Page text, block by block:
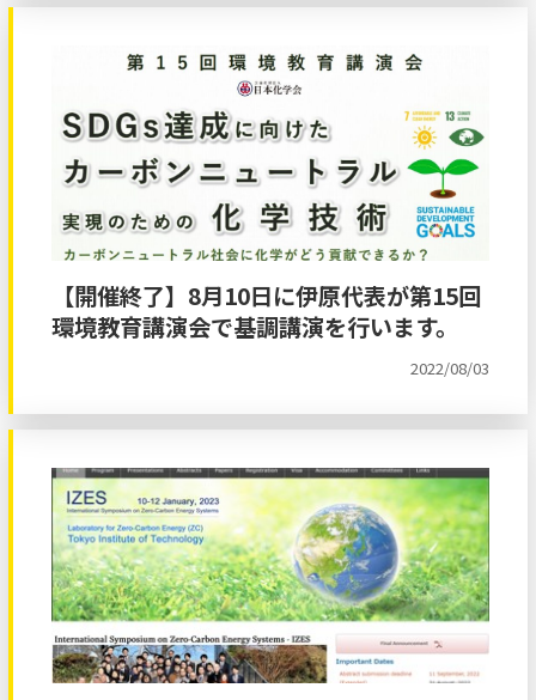
【開催終了】8月10日に伊原代表が第15回
環境教育講演会で基調講演を行います。
2022/08/03